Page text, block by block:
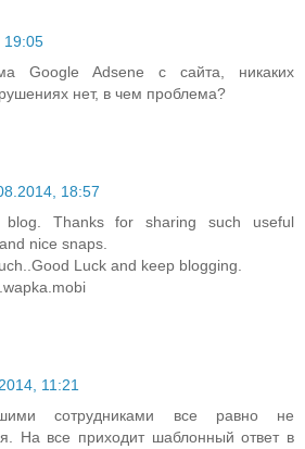
19:05
Google Adsene с сайта, никаких
нет, в чем проблема?
18:57
blog. Thanks for sharing such useful
nice snaps.
Luck and keep blogging.
11:21
сотрудниками все равно не
На все приходит шаблонный ответ в